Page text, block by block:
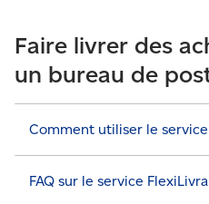
Faire livrer des
un bureau de
Comment utiliser le service
FAQ sur le service